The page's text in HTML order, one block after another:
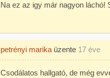
Na ez az igy már nagyon láchó!
petrényi marika üzente 17 éve
Csodálatos hallgató, de még